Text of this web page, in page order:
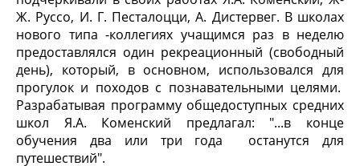
Ж. Руссо, И. Г. Песталоцци, А. Дистервег. В школах
нового типа -коллегиях учащимся раз в неделю
предоставлялся один рекреационный (свободный
день), который, в основном, использовался для
прогулок и походов с познавательными целями.
Разрабатывая программу общедоступных средних
школ Я.А. Коменский предлагал: "...в конце
обучения два или три года останутся для
путешествий".